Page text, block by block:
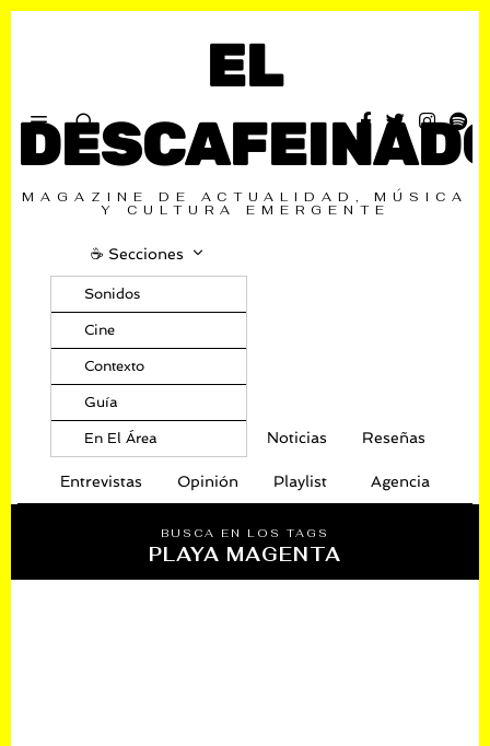
EL
MAGAZINE DE ACTUALIDAD, MÚSICA
Y CULTURA EMERGENTE
☕️ Secciones
Sonidos
Cine
Contexto
Guía
En El Área Noticias Reseñas
Entrevistas Opinión Playlist Agencia
BUSCA EN LOS TAGS
PLAYA MAGENTA